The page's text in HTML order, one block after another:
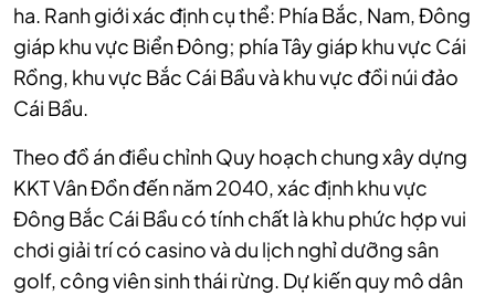
ha. Ranh giới xác định cụ thể: Phía Bắc, Nam, Đông
giáp khu vực Biển Đông; phía Tây giáp khu vực Cái
Rồng, khu vực Bắc Cái Bầu và khu vực đồi núi đảo
Cái Bầu.
Theo đồ án điều chỉnh Quy hoạch chung xây dựng
KKT Vân Đồn đến năm 2040, xác định khu vực
Đông Bắc Cái Bầu có tính chất là khu phức hợp vui
chơi giải trí có casino và du lịch nghỉ dưỡng sân
golf, công viên sinh thái rừng. Dự kiến quy mô dân